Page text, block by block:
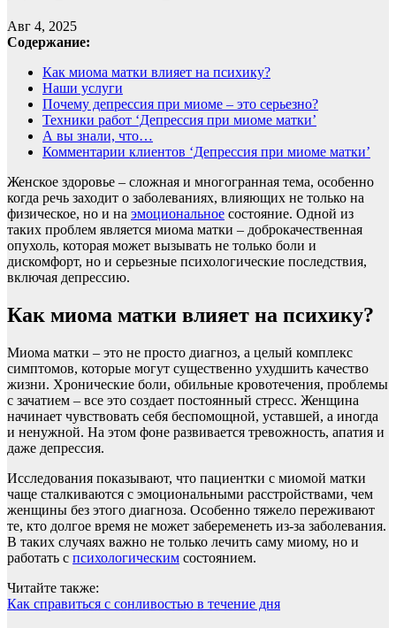
Авг 4, 2025
Содержание:
Как миома матки влияет на психику?
Наши услуги
Почему депрессия при миоме – это серьезно?
Техники работ ‘Депрессия при миоме матки’
А вы знали, что…
Комментарии клиентов ‘Депрессия при миоме матки’
Женское здоровье – сложная и многогранная тема, особенно
когда речь заходит о заболеваниях, влияющих не только на
физическое, но и на эмоциональное состояние. Одной из
таких проблем является миома матки – доброкачественная
опухоль, которая может вызывать не только боли и
дискомфорт, но и серьезные психологические последствия,
включая депрессию.
Как миома матки влияет на психику?
Миома матки – это не просто диагноз, а целый комплекс
симптомов, которые могут существенно ухудшить качество
жизни. Хронические боли, обильные кровотечения, проблемы
с зачатием – все это создает постоянный стресс. Женщина
начинает чувствовать себя беспомощной, уставшей, а иногда
и ненужной. На этом фоне развивается тревожность, апатия и
даже депрессия.
Исследования показывают, что пациентки с миомой матки
чаще сталкиваются с эмоциональными расстройствами, чем
женщины без этого диагноза. Особенно тяжело переживают
те, кто долгое время не может забеременеть из-за заболевания.
В таких случаях важно не только лечить саму миому, но и
работать с психологическим состоянием.
Читайте также:
Как справиться с сонливостью в течение дня